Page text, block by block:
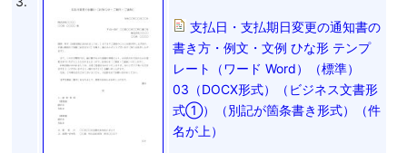
支払日・支払期日変更の通知書の
書き方・例文・文例 ひな形 テンプ
レート（ワード Word）（標準）
03（DOCX形式）（ビジネス文書形
式①）（別記が箇条書き形式）（件
名が上）